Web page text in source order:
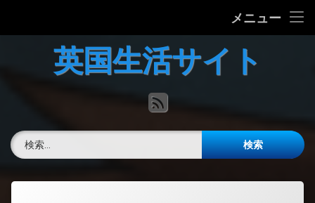
メニュー
英国の文化について
掲示板
英国生活サイト
RSS